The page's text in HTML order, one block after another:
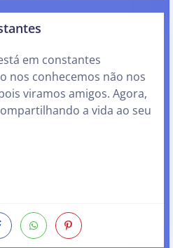
em constantes
nos conhecemos não nos
viramos amigos. Agora,
a vida ao seu